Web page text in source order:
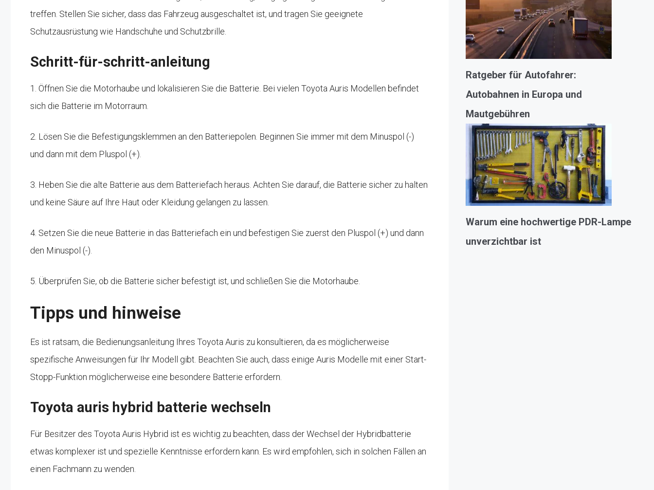
treffen. Stellen Sie sicher, dass das Fahrzeug ausgeschaltet ist, und tragen Sie geeignete
Schutzausrüstung wie Handschuhe und Schutzbrille.
Schritt-für-schritt-anleitung
1. Öffnen Sie die Motorhaube und lokalisieren Sie die Batterie. Bei vielen Toyota Auris Modellen befindet
sich die Batterie im Motorraum.
2. Lösen Sie die Befestigungsklemmen an den Batteriepolen. Beginnen Sie immer mit dem Minuspol (-)
und dann mit dem Pluspol (+).
3. Heben Sie die alte Batterie aus dem Batteriefach heraus. Achten Sie darauf, die Batterie sicher zu halten
und keine Säure auf Ihre Haut oder Kleidung gelangen zu lassen.
4. Setzen Sie die neue Batterie in das Batteriefach ein und befestigen Sie zuerst den Pluspol (+) und dann
den Minuspol (-).
5. Überprüfen Sie, ob die Batterie sicher befestigt ist, und schließen Sie die Motorhaube.
Tipps und hinweise
Es ist ratsam, die Bedienungsanleitung Ihres Toyota Auris zu konsultieren, da es möglicherweise
spezifische Anweisungen für Ihr Modell gibt. Beachten Sie auch, dass einige Auris Modelle mit einer Start-
Stopp-Funktion möglicherweise eine besondere Batterie erfordern.
Toyota auris hybrid batterie wechseln
Für Besitzer des Toyota Auris Hybrid ist es wichtig zu beachten, dass der Wechsel der Hybridbatterie
etwas komplexer ist und spezielle Kenntnisse erfordern kann. Es wird empfohlen, sich in solchen Fällen an
einen Fachmann zu wenden.
Ratgeber für Autofahrer:
Autobahnen in Europa und
Mautgebühren
Warum eine hochwertige PDR-Lampe
unverzichtbar ist